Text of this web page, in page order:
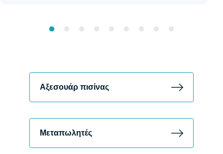
Αξεσουάρ πισίνας
Μεταπωλητές